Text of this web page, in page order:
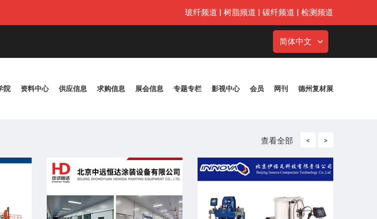
玻纤频道 | 树脂频道 | 碳纤频道 | 检测频道
简体中文
院 资料中心 供应信息 求购信息 展会信息 专题专栏 影视中心 会员 网刊 德州复材展
查看全部 < >